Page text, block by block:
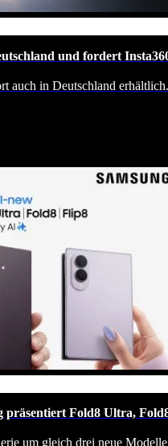
und fordert
auch in Deutschland
präsentiert Fold8 Ultra,
um gleich drei neue